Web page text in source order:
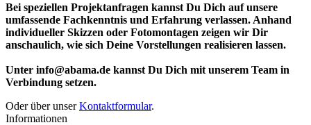
Bei speziellen Projektanfragen kannst Du Dich auf unsere
umfassende Fachkenntnis und Erfahrung verlassen. Anhand
individueller Skizzen oder Fotomontagen zeigen wir Dir
anschaulich, wie sich Deine Vorstellungen realisieren lassen.
Unter info@abama.de kannst Du Dich mit unserem Team in
Verbindung setzen.
Oder über unserKontaktformular.
Informationen